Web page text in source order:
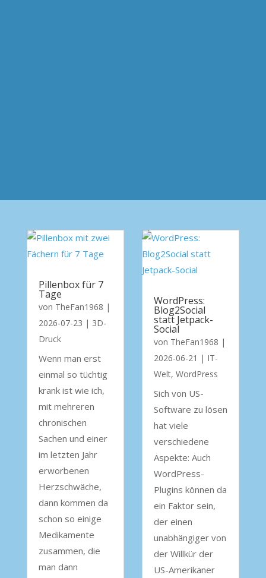
Pillenbox für 7
Tage
von TheFan1968 |
2026-07-23 | 3D-
Druck
Wenn man erst
einmal so tüchtig
krank ist wie ich,
mit mehreren
chronischen
Sachen und einer
im letzten Jahr
erworbenen
Herzschwäche,
dann kommen da
schon so einige
Medikamente
zusammen, die
man dann
WordPress:
Blog2Social
statt Jetpack-
Social
von TheFan1968 |
2026-06-21 | IT-
Welt, WordPress
Sich von US-
Software zu lösen
hat viele
verschiedene
Aspekte: Auch
WordPress-
Plugins können da
ein Faktor sein,
der einen
unabhängiger von
der Willkür der
US-Amerikaner